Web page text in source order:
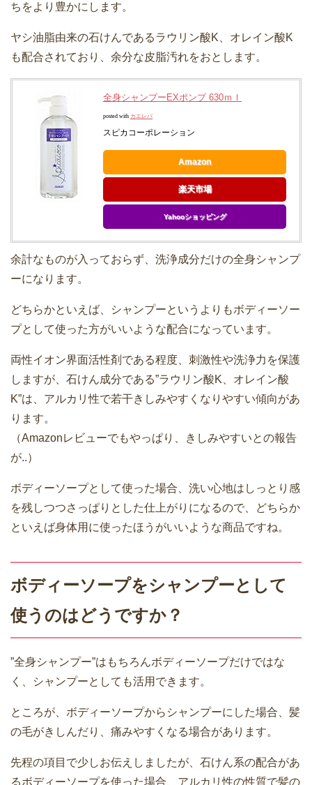
ちをより豊かにします。
ヤシ油脂由来の石けんであるラウリン酸K、オレイン酸K
も配合されており、余分な皮脂汚れをおとします。
全身シャンプーEXポンプ 630ｍｌ
posted with カエレバ
スピカコーポレーション
Amazon
楽天市場
Yahooショッピング
余計なものが入っておらず、洗浄成分だけの全身シャンプ
ーになります。
どちらかといえば、シャンプーというよりもボディーソー
プとして使った方がいいような配合になっています。
両性イオン界面活性剤である程度、刺激性や洗浄力を保護
しますが、石けん成分である”ラウリン酸K、オレイン酸
K”は、アルカリ性で若干きしみやすくなりやすい傾向があ
ります。
（Amazonレビューでもやっぱり、きしみやすいとの報告
が..）
ボディーソープとして使った場合、洗い心地はしっとり感
を残しつつさっぱりとした仕上がりになるので、どちらか
といえば身体用に使ったほうがいいような商品ですね。
ボディーソープをシャンプーとして
使うのはどうですか？
”全身シャンプー”はもちろんボディーソープだけではな
く、シャンプーとしても活用できます。
ところが、ボディーソープからシャンプーにした場合、髪
の毛がきしんだり、痛みやすくなる場合があります。
先程の項目で少しお伝えしましたが、石けん系の配合があ
るボディーソープを使った場合、アルカリ性の性質で髪の